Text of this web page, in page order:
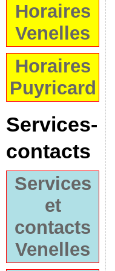
Horaires
Venelles
Horaires
Puyricard
Services-
contacts
Services
et
contacts
Venelles